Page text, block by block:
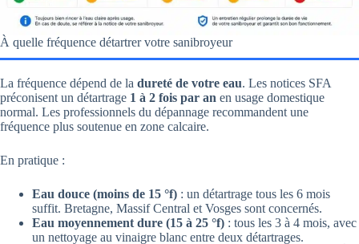
À quelle fréquence détartrer votre sanibroyeur
La fréquence dépend de la dureté de votre eau. Les notices SFA
préconisent un détartrage 1 à 2 fois par an en usage domestique
normal. Les professionnels du dépannage recommandent une
fréquence plus soutenue en zone calcaire.
En pratique :
Eau douce (moins de 15 °f) : un détartrage tous les 6 mois
suffit. Bretagne, Massif Central et Vosges sont concernés.
Eau moyennement dure (15 à 25 °f) : tous les 3 à 4 mois, avec
un nettoyage au vinaigre blanc entre deux détartrages.